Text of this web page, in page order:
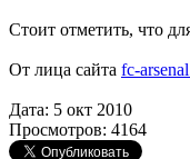
Стоит отметить, что
От лица сайта fc-
Дата: 5 окт 2010
Просмотров: 4164